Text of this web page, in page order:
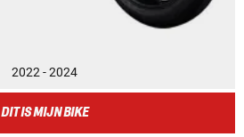
2022 - 2024
DIT IS MIJN BIKE